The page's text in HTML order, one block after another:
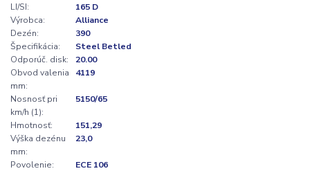
LI/SI:
165 D
Výrobca:
Alliance
Dezén:
390
Špecifikácia:
Steel Betled
Odporúč. disk:
20.00
Obvod valenia
mm:
4119
Nosnosť pri
km/h (1):
5150/65
Hmotnosť:
151,29
Výška dezénu
mm:
23,0
Povolenie:
ECE 106